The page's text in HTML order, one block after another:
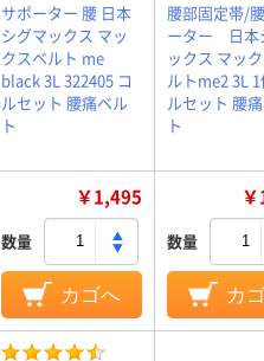
サポーター 腰 日本
シグマックス マッ
クスベルト me
black 3L 322405 コ
ルセット 腰痛ベル
ト
腰部固定帯/
ーター 日本
ックス マッ
ルトme2 3L
ルセット 腰
ト
￥1,495
数量
カゴへ
数量
カ